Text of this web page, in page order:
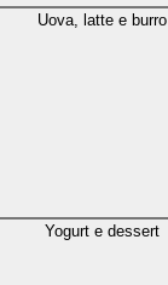
Uova, latte e burro
Yogurt e dessert